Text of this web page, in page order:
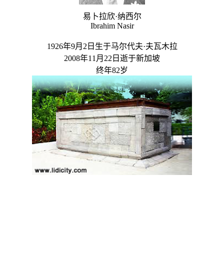
易卜拉欣·纳西尔
Ibrahim Nasir
1926年9月2日生于马尔代夫·夫瓦木拉
2008年11月22日逝于新加坡
终年82岁